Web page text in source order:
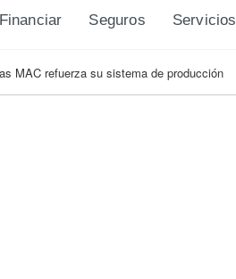
Seguros Servicios
MAC refuerza su sistema de producción